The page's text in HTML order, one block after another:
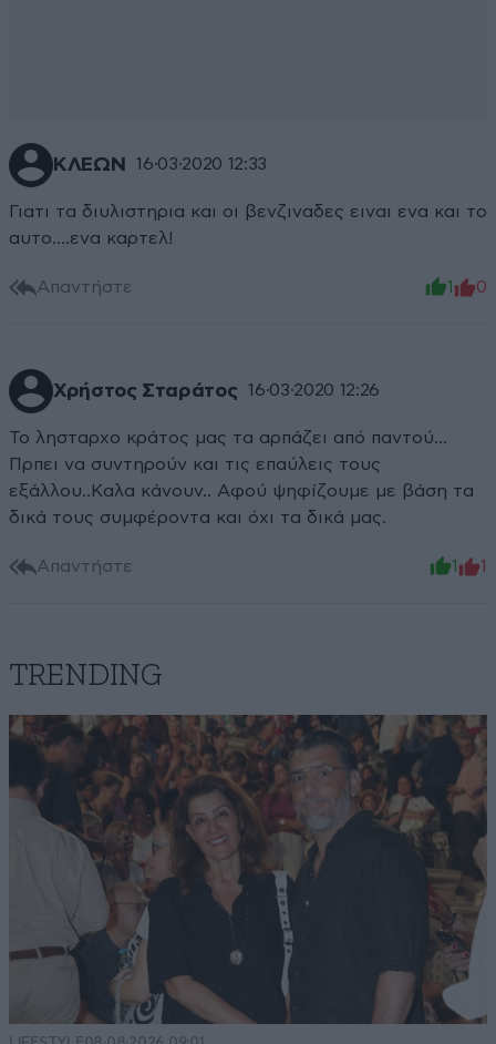
ΚΛΕΩΝ 16·03·2020 12:33
Γιατι τα διυλιστηρια και οι βενζιναδες ειναι ενα και το
αυτο....ενα καρτελ!
Απαντήστε 1 0
Χρήστος Σταράτος 16·03·2020 12:26
Το λησταρχο κράτος μας τα αρπάζει από παντού...
Πρπει να συντηρούν και τις επαύλεις τους
εξάλλου..Καλα κάνουν.. Αφού ψηφίζουμε με βάση τα
δικά τους συμφέροντα και όχι τα δικά μας.
Απαντήστε 1 1
TRENDING